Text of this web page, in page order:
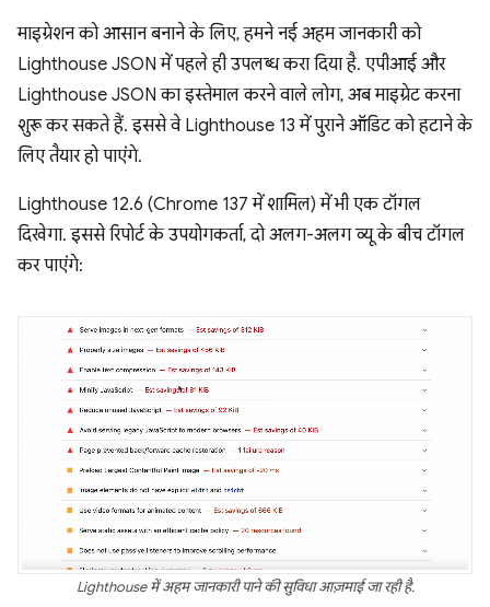
माइग्रेशन को आसान बनाने के लिए, हमने नई अहम जानकारी को
Lighthouse JSON में पहले ही उपलब्ध करा दिया है. एपीआई और
Lighthouse JSON का इस्तेमाल करने वाले लोग, अब माइग्रेट करना
शुरू कर सकते हैं. इससे वे Lighthouse 13 में पुराने ऑडिट को हटाने के
लिए तैयार हो पाएंगे.
Lighthouse 12.6 (Chrome 137 में शामिल) में भी एक टॉगल
दिखेगा. इससे रिपोर्ट के उपयोगकर्ता, दो अलग-अलग व्यू के बीच टॉगल
कर पाएंगे:
Lighthouse में अहम जानकारी पाने की सुविधा आज़माई जा रही है.